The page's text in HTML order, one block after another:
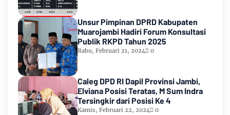
Unsur Pimpinan DPRD Kabupaten
Muarojambi Hadiri Forum Konsultasi
Publik RKPD Tahun 2025
Rabu, Februari 21, 2024 0
Caleg DPD RI Dapil Provinsi Jambi,
Elviana Posisi Teratas, M Sum Indra
Tersingkir dari Posisi Ke 4
Kamis, Februari 22, 2024 0